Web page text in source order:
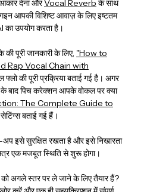
देना औरVocal Reverb के साथ
आपकी विशिष्ट आवाज़ के लिए इष्टतम
का उपयोग करता है।
पूरी जानकारी के लिए, "How to
Rap Vocal Chain with
फ्लो की पूरी प्रक्रिया बताई गई है। अगर
बाद पिच करेक्शन आपके वोकल पर क्या
The Complete Guide to
बताई गई हैं।
इसे सुरक्षित रखता है और इसे निखारता
एक मजबूत स्थिति से शुरू होगा।
अगले स्तर पर ले जाने के लिए तैयार हैं?